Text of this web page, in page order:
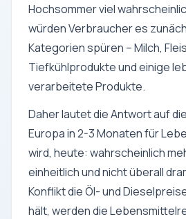
Hochsommer viel
würden Verbraucher es
Kategorien spüren – Milch,
Tiefkühlprodukte und einige
verarbeitete Produkte.
Daher lautet die Antwort auf
Europa in 2-3 Monaten für
wird, heute: wahrscheinlich
einheitlich und nicht überall
Konflikt die Öl- und
hält, werden die